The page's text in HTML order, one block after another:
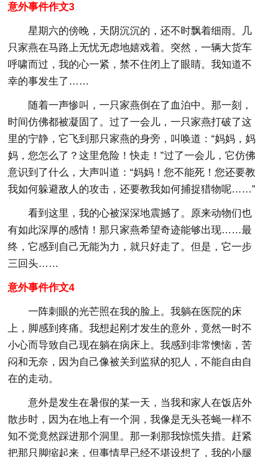
意外事件作文3
星期六的傍晚，天阴沉沉的，还不时飘着细雨。几
只家燕在马路上无忧无虑地嬉戏着。突然，一辆大货车
呼啸而过，我的心一紧，禁不住闭上了眼睛。我知道不
幸的事发生了……
随着一声惨叫，一只家燕倒在了血泊中。那一刻，
时间仿佛都被凝固了。过了一会儿，一只家燕打破了这
里的宁静，它飞到那只家燕的身旁，叫唤道：“妈妈，妈
妈，您怎么了？这里危险！快走！”过了一会儿，它仿佛
意识到了什么，大声叫道：“妈妈！您不能死！您还要教
我如何躲避敌人的攻击，还要教我如何捕捉猎物呢……”
看到这里，我的心被深深地震撼了。原来动物们也
有如此深厚的感情！那只家燕希望奇迹能够出现……最
终，它感到自己无能为力，就只好走了。但是，它一步
三回头……
意外事件作文4
一阵刺眼的光芒照在我的脸上。我躺在医院的床
上，脚感到疼痛。我想起刚才发生的意外，竟然一时不
小心而导致自己现在躺在病床上。我感到非常懊恼，苦
闷和无奈，因为自己像被关到监狱的犯人，不能自由自
在的走动。
意外是发生在暑假的某一天，当我和家人在饭店外
散步时，因为在地上有一个洞，我像是无头苍蝇一样不
知不觉竟然踩进那个洞里。那一剎那我惊慌失措。赶紧
把那只脚缩起来，但事情早已经不堪设想了，我的小腿